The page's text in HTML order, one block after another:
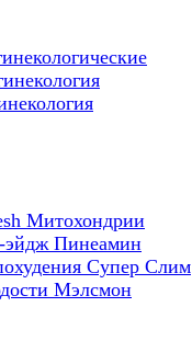
Митохондрии
эйдж Пинеамин
Супер Слим
Мэлсмон